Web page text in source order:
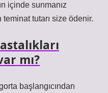
içinde sunmanız
tutarı size ödenir.
mı?
başlangıcından